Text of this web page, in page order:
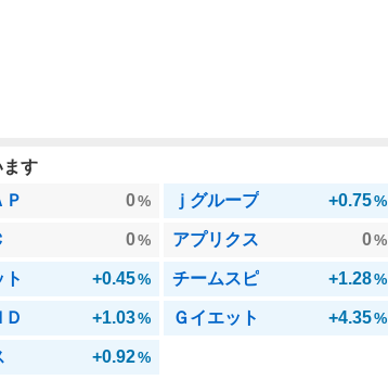
ます
Ｐ 0% ｊグループ +0.75%
0% アプリクス 0%
ト +0.45% チームスピ +1.28%
Ｄ +1.03% Ｇイエット +4.35%
+0.92%